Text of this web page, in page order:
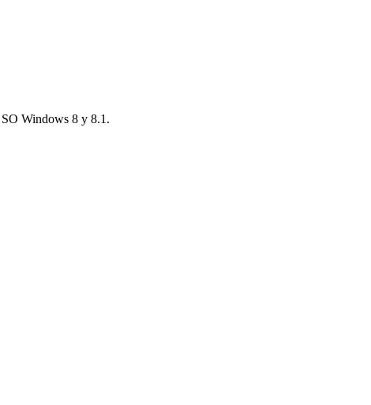
Windows 8 y 8.1.